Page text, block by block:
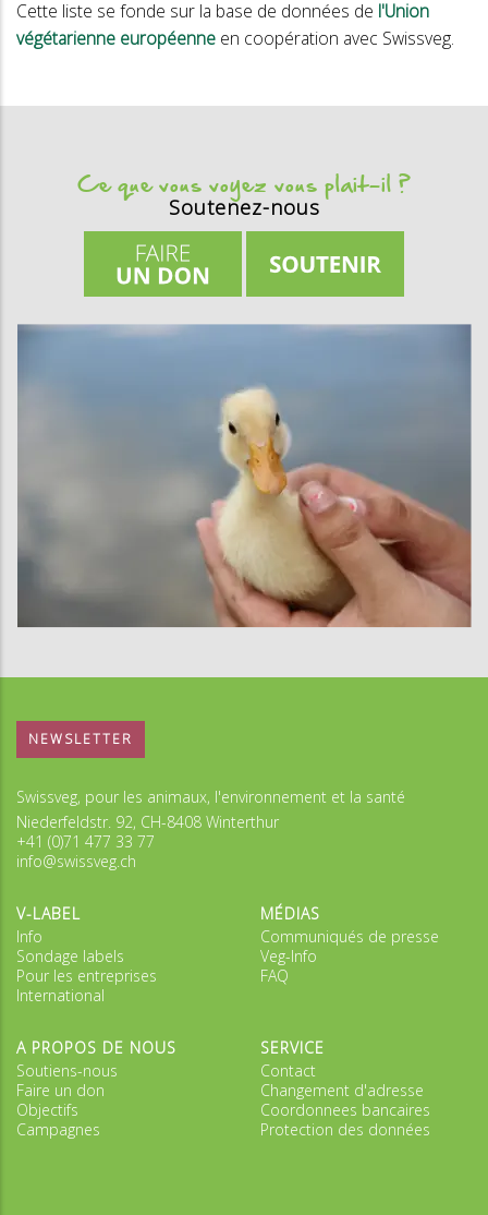
Cette liste se fonde sur la base de données de l'Union
végétarienne européenne en coopération avec Swissveg.
Ce que vous voyez vous plait-il ?
Soutenez-nous
NEWSLETTER
Swissveg, pour les animaux, l'environnement et la santé
Niederfeldstr. 92, CH-8408 Winterthur
+41 (0)71 477 33 77
info@swissveg.ch
V-LABEL
Info
Sondage labels
Pour les entreprises
International
MÉDIAS
Communiqués de presse
Veg-Info
FAQ
A PROPOS DE NOUS
Soutiens-nous
Faire un don
Objectifs
Campagnes
SERVICE
Contact
Changement d'adresse
Coordonnees bancaires
Protection des données